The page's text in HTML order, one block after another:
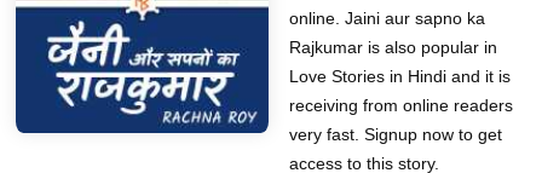
online. Jaini aur sapno ka
Rajkumar is also popular in
Love Stories in Hindi and it is
receiving from online readers
very fast. Signup now to get
access to this story.